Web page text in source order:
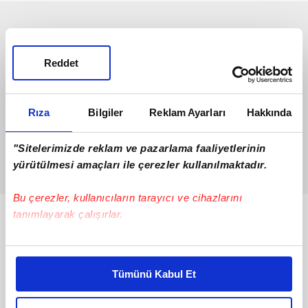
Rıza Bilgiler Reklam Ayarları Hakkında
"Sitelerimizde reklam ve pazarlama faaliyetlerinin
yürütülmesi amaçları ile çerezler kullanılmaktadır.
Bu çerezler, kullanıcıların tarayıcı ve cihazlarını
tanımlayarak çalışırlar.
Bu çerezlere izin vermeniz halinde sizlere özel
daha iyi reklam deneyimi yaşatabiliriz. Bunu yaparken
amacımızın size daha iyi bir reklam deneyimi sunmak
Tümünü Kabul Et
Reddet
Bunlar da Var